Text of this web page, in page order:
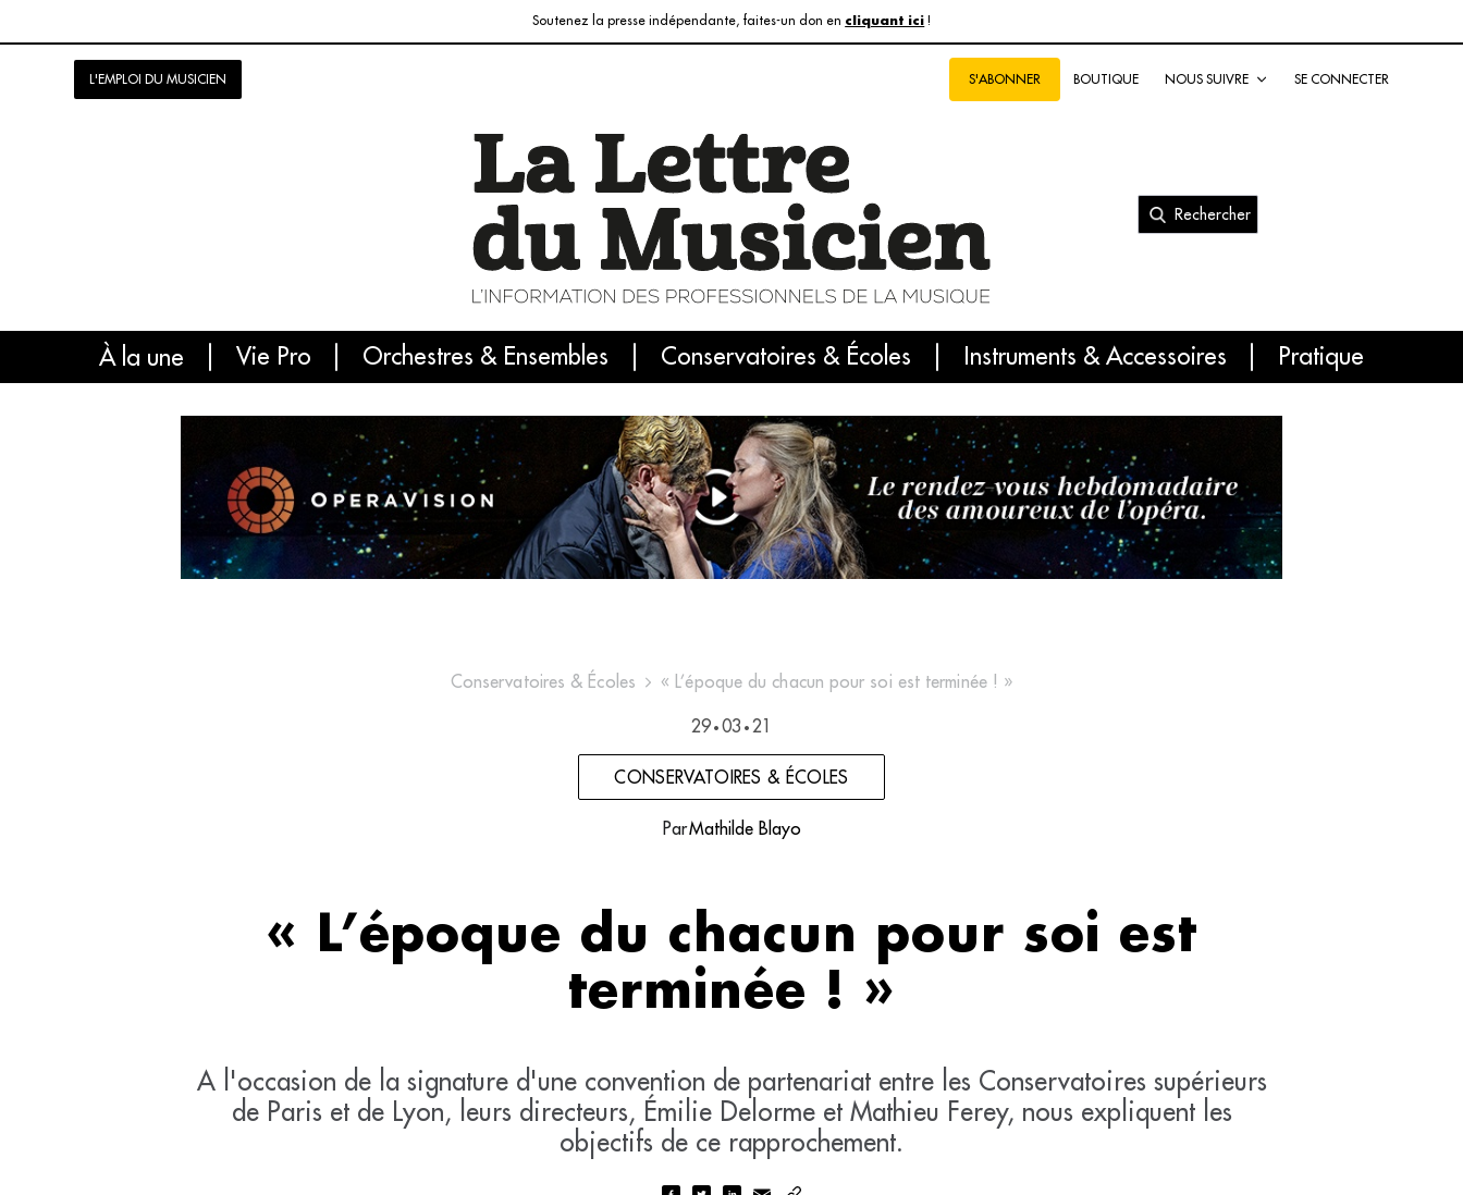
Soutenez la presse indépendante, faites-un don en cliquant ici !
L'EMPLOI DU MUSICIEN S'ABONNER BOUTIQUE NOUS SUIVRE SE CONNECTER
Rechercher
À la une Vie Pro Orchestres & Ensembles Conservatoires & Écoles Instruments & Accessoires Pratique
L'info du jour Le numéro du mois International
Conservatoires & Écoles « L’époque du chacun pour soi est terminée ! »
29 • 03 • 21
CONSERVATOIRES & ÉCOLES
ParMathilde Blayo
« L’époque du chacun pour soi est
terminée ! »
A l'occasion de la signature d'une convention de partenariat entre les Conservatoires supérieurs
de Paris et de Lyon, leurs directeurs, Émilie Delorme et Mathieu Ferey, nous expliquent les
objectifs de ce rapprochement.